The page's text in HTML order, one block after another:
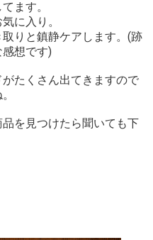
ます。
に入り。
りと鎮静ケアします。(跡
想です)
たくさん出てきますので
を見つけたら聞いても下